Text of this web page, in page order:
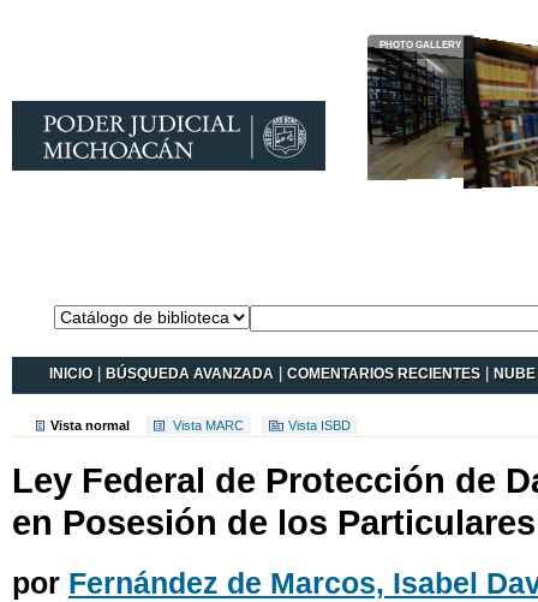
Catálogo en
línea Koha
INICIO|BÚSQUEDA AVANZADA |COMENTARIOS RECIENTES |NUBE
Vista normal Vista MARC Vista ISBD
Ley Federal de Protección de
en Posesión de los
por Fernández de Marcos, Isabel